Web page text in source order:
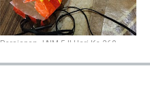
Persiapan JAIM 5 || Hari Ke-369